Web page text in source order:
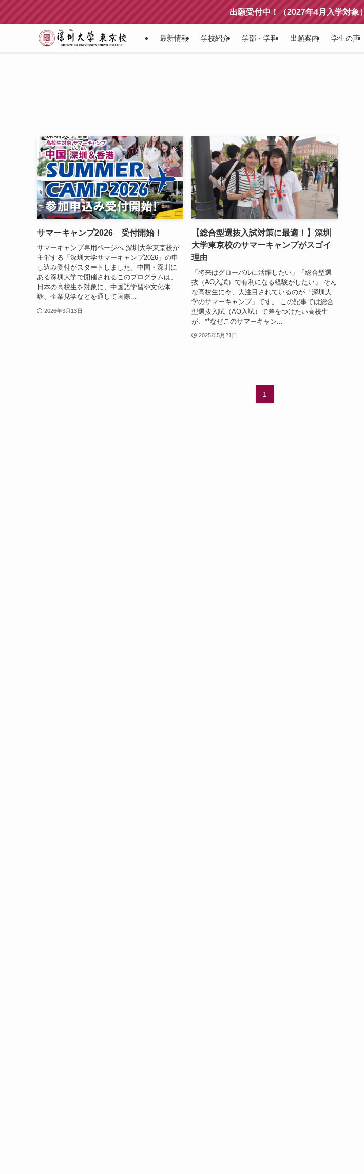
出願受付中！（2027年4月入学対象）
最新情報 学校紹介 学部・学科 出願案内 学生の声
サマーキャンプ2026 受付開始！
サマーキャンプ専用ページへ 深圳大学東京校が
主催する「深圳大学サマーキャンプ2026」の申
し込み受付がスタートしました。中国・深圳に
ある深圳大学で開催されるこのプログラムは、
日本の高校生を対象に、中国語学習や文化体
験、企業見学などを通して国際...
2026年3月13日
【総合型選抜入試対策に最適！】深圳
大学東京校のサマーキャンプがスゴイ
理由
「将来はグローバルに活躍したい」「総合型選
抜（AO入試）で有利になる経験がしたい」 そん
な高校生に今、大注目されているのが「深圳大
学のサマーキャンプ」です。 この記事では総合
型選抜入試（AO入試）で差をつけたい高校生
が、**なぜこのサマーキャン...
2025年5月21日
1